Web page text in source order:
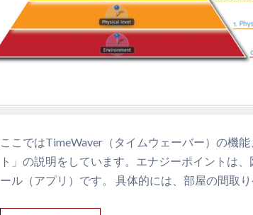
ここではTimeWaver（タイムウェーバー）の機
ト」の説明をしています。エナジーポイントは
ール（アプリ）です。 具体的には、部屋の間取